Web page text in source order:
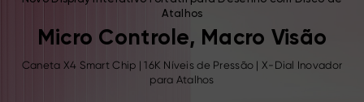
Atalhos
Micro Controle, Macro Visão
Caneta X4 Smart Chip | 16K Níveis de Pressão | X-Dial Inovador
para Atalhos